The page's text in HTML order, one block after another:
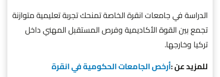
الدراسة في جامعات انقرة الخاصة تمنحك تجربة تعليمية متوازنة
تجمع بين القوة الأكاديمية وفرص المستقبل المهني داخل
تركيا وخارجها.
للمزيد عن :أرخص الجامعات الحكومية في انقرة